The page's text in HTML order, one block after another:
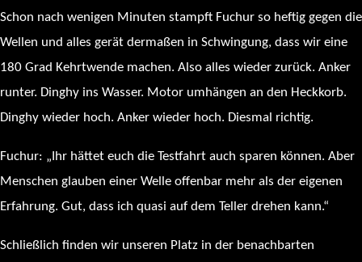
Schon nach wenigen Minuten stampft Fuchur so heftig gegen die
Wellen und alles gerät dermaßen in Schwingung, dass wir eine
180 Grad Kehrtwende machen. Also alles wieder zurück. Anker
runter. Dinghy ins Wasser. Motor umhängen an den Heckkorb.
Dinghy wieder hoch. Anker wieder hoch. Diesmal richtig.
Fuchur: „Ihr hättet euch die Testfahrt auch sparen können. Aber
Menschen glauben einer Welle offenbar mehr als der eigenen
Erfahrung. Gut, dass ich quasi auf dem Teller drehen kann.“
Schließlich finden wir unseren Platz in der benachbarten